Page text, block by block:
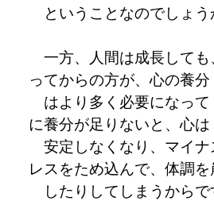
ということなのでしょう
一方、人間は成長して
ってからの方が、心の養分
はより多く必要になっ
に養分が足りないと、心は
安定しなくなり、マイ
レスをため込んで、体調を
したりしてしまうからで